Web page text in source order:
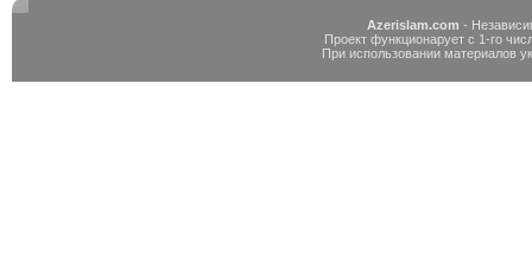
Azerislam.com -
Проект функционарует с 1-го
При использовании материалов